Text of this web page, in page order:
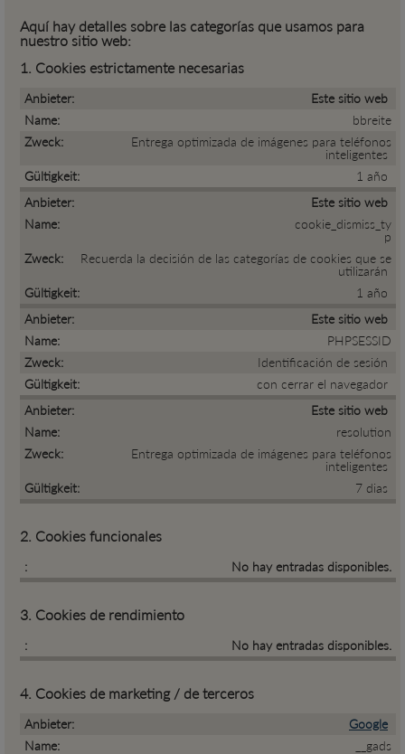
Aquí hay detalles sobre las categorías que usamos para
nuestro sitio web:
1. Cookies estrictamente necesarias
Este sitio web
bbreite
Entrega optimizada de imágenes para teléfonos
inteligentes
1 año
Este sitio web
cookie_dismiss_ty
p
Recuerda la decisión de las categorías de cookies que se
utilizarán
1 año
Este sitio web
PHPSESSID
Identificación de sesión
con cerrar el navegador
Este sitio web
resolution
Entrega optimizada de imágenes para teléfonos
inteligentes
7 dias
2. Cookies funcionales
No hay entradas disponibles.
3. Cookies de rendimiento
No hay entradas disponibles.
4. Cookies de marketing / de terceros
Google
__gads